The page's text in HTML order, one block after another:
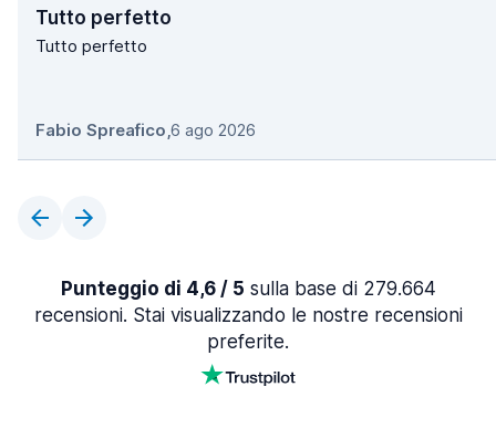
Tutto perfetto
Tutto perfetto
Fabio Spreafico,6 ago 2026
Punteggio di 4,6 / 5 sulla base di 279.664
recensioni. Stai visualizzando le nostre recensioni
preferite.